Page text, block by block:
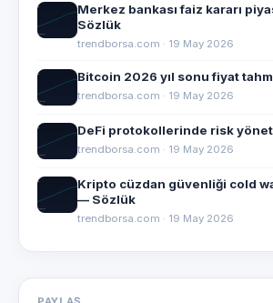
Merkez bankası faiz kararı
Sözlük
trendborsa.com · 19 May 2026
Bitcoin 2026 yıl sonu fiyat
trendborsa.com · 19 May 2026
DeFi protokollerinde risk
trendborsa.com · 19 May 2026
Kripto cüzdan güvenliği cold
— Sözlük
trendborsa.com · 19 May 2026